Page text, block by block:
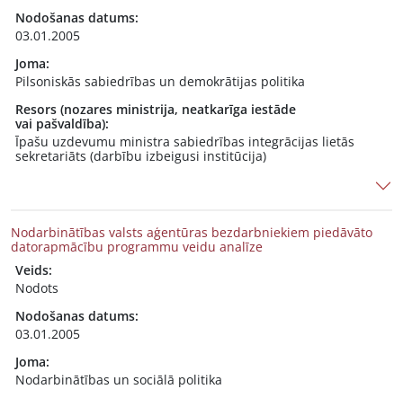
Nodošanas datums:
03.01.2005
Joma:
Pilsoniskās sabiedrības un demokrātijas politika
Resors (nozares ministrija, neatkarīga iestāde
vai pašvaldība):
Īpašu uzdevumu ministra sabiedrības integrācijas lietās
sekretariāts (darbību izbeigusi institūcija)
Nodarbinātības valsts aģentūras bezdarbniekiem piedāvāto
datorapmācību programmu veidu analīze
Veids:
Nodots
Nodošanas datums:
03.01.2005
Joma:
Nodarbinātības un sociālā politika